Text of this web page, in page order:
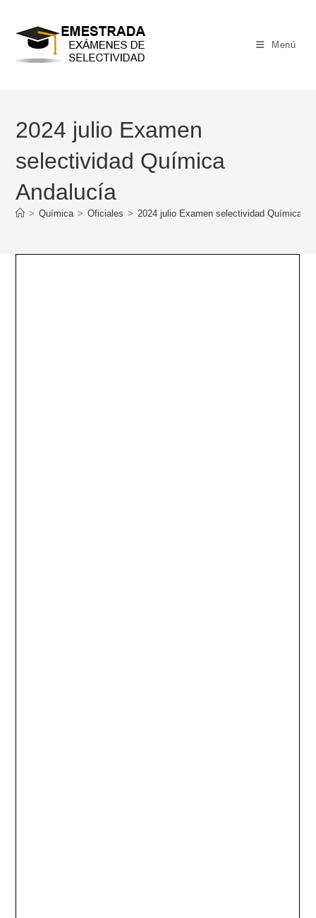
contenido
Menú
2024 julio Examen
selectividad Química
Andalucía
> Química > Oficiales > 2024 julio Examen selectividad Química